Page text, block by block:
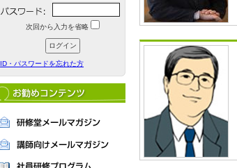
次回から入力を省略
ID・パスワードを忘れた方